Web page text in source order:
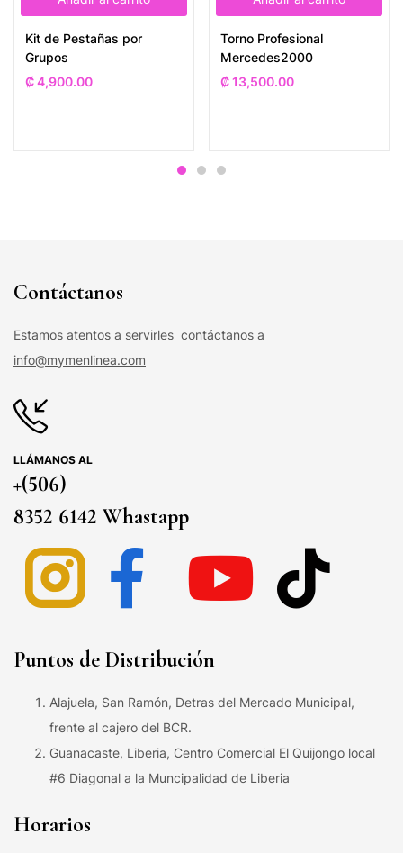
Kit de Pestañas por
Grupos
₡4,900.00
Torno Profesional
Mercedes2000
₡13,500.00
Contáctanos
Estamos atentos a servirles contáctanos a
info@mymenlinea.com
LLÁMANOS AL
+(506)
8352 6142 Whastapp
Puntos de Distribución
Alajuela, San Ramón, Detras del Mercado Municipal,
frente al cajero del BCR.
Guanacaste, Liberia, Centro Comercial El Quijongo local
#6 Diagonal a la Muncipalidad de Liberia
Horarios